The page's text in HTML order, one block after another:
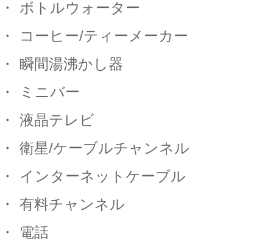
・
ボトルウォーター
・
コーヒー/ティーメーカー
・
瞬間湯沸かし器
・
ミニバー
・
液晶テレビ
・
衛星/ケーブルチャンネル
・
インターネットケーブル
・
有料チャンネル
・
電話